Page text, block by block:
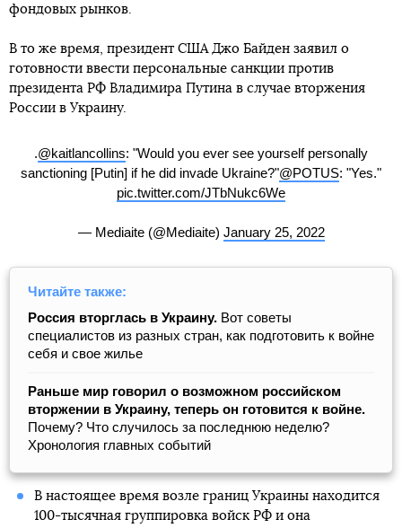
фондовых рынков.
В то же время, президент США Джо Байден заявил о
готовности ввести персональные санкции против
президента РФ Владимира Путина в случае вторжения
России в Украину.
.@kaitlancollins: "Would you ever see yourself personally
sanctioning [Putin] if he did invade Ukraine?"@POTUS: "Yes."
pic.twitter.com/JTbNukc6We
— Mediaite (@Mediaite) January 25, 2022
Читайте также:
Россия вторглась в Украину. Вот советы
специалистов из разных стран, как подготовить к войне
себя и свое жилье
Раньше мир говорил о возможном российском
вторжении в Украину, теперь он готовится к войне.
Почему? Что случилось за последнюю неделю?
Хронология главных событий
В настоящее время возле границ Украины находится
100-тысячная группировка войск РФ и она